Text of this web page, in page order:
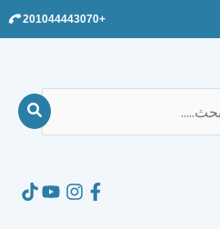
+201044443070